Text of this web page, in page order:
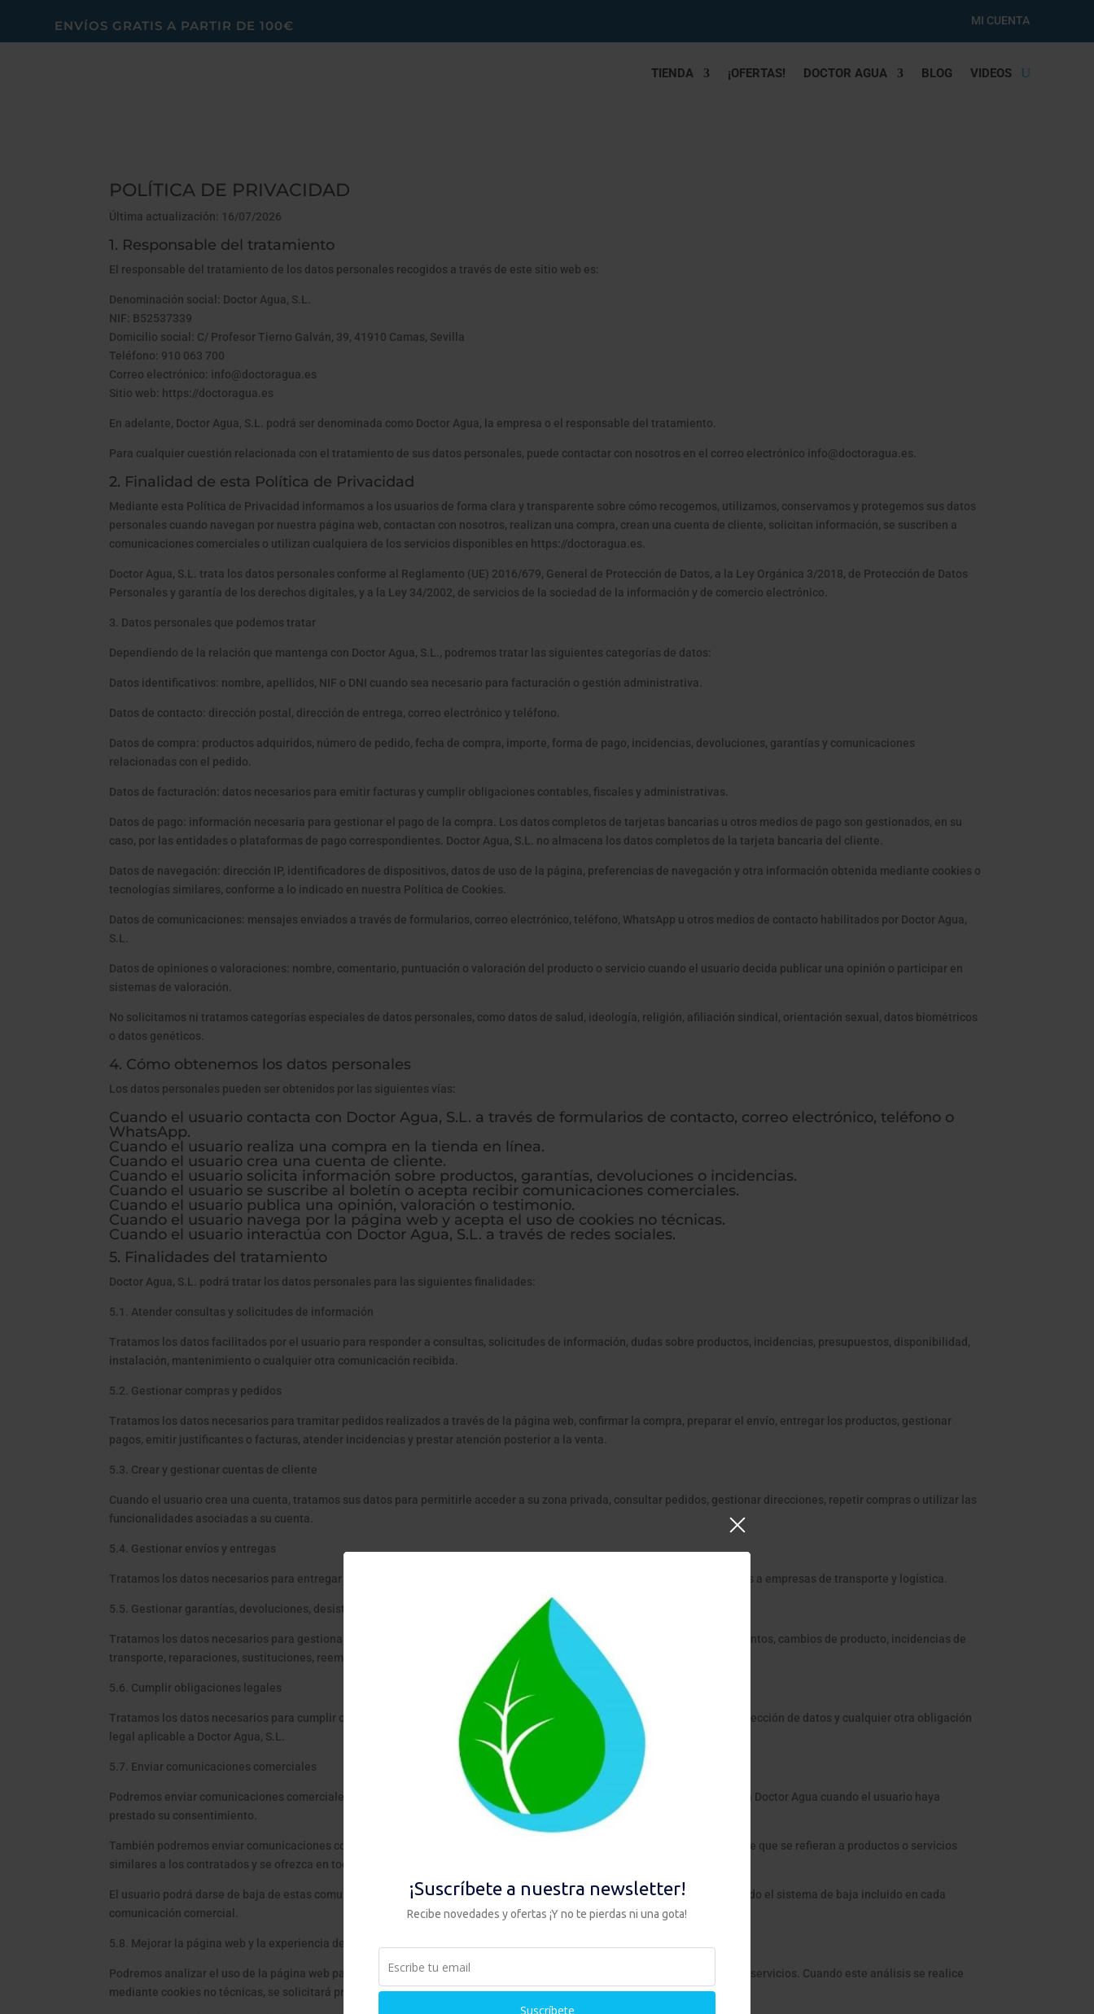
ENVÍOS GRATIS A PARTIR DE 100€ MI CUENTA
TIENDA ¡OFERTAS! DOCTOR AGUA BLOG VIDEOS
POLÍTICA DE PRIVACIDAD
Última actualización: 16/07/2026
1. Responsable del tratamiento
El responsable del tratamiento de los datos personales recogidos a través de este sitio web es:
Denominación social: Doctor Agua, S.L.
NIF: B52537339
Domicilio social: C/ Profesor Tierno Galván, 39, 41910 Camas, Sevilla
Teléfono: 910 063 700
Correo electrónico: info@doctoragua.es
Sitio web: https://doctoragua.es
En adelante, Doctor Agua, S.L. podrá ser denominada como Doctor Agua, la empresa o el responsable del tratamiento.
Para cualquier cuestión relacionada con el tratamiento de sus datos personales, puede contactar con nosotros en el correo electrónico info@doctoragua.es.
2. Finalidad de esta Política de Privacidad
Mediante esta Política de Privacidad informamos a los usuarios de forma clara y transparente sobre cómo recogemos, utilizamos, conservamos y protegemos sus datos
personales cuando navegan por nuestra página web, contactan con nosotros, realizan una compra, crean una cuenta de cliente, solicitan información, se suscriben a
comunicaciones comerciales o utilizan cualquiera de los servicios disponibles en https://doctoragua.es.
Doctor Agua, S.L. trata los datos personales conforme al Reglamento (UE) 2016/679, General de Protección de Datos, a la Ley Orgánica 3/2018, de Protección de Datos
Personales y garantía de los derechos digitales, y a la Ley 34/2002, de servicios de la sociedad de la información y de comercio electrónico.
3. Datos personales que podemos tratar
Dependiendo de la relación que mantenga con Doctor Agua, S.L., podremos tratar las siguientes categorías de datos:
Datos identificativos: nombre, apellidos, NIF o DNI cuando sea necesario para facturación o gestión administrativa.
Datos de contacto: dirección postal, dirección de entrega, correo electrónico y teléfono.
Datos de compra: productos adquiridos, número de pedido, fecha de compra, importe, forma de pago, incidencias, devoluciones, garantías y comunicaciones
relacionadas con el pedido.
Datos de facturación: datos necesarios para emitir facturas y cumplir obligaciones contables, fiscales y administrativas.
Datos de pago: información necesaria para gestionar el pago de la compra. Los datos completos de tarjetas bancarias u otros medios de pago son gestionados, en su
caso, por las entidades o plataformas de pago correspondientes. Doctor Agua, S.L. no almacena los datos completos de la tarjeta bancaria del cliente.
Datos de navegación: dirección IP, identificadores de dispositivos, datos de uso de la página, preferencias de navegación y otra información obtenida mediante cookies o
tecnologías similares, conforme a lo indicado en nuestra Política de Cookies.
Datos de comunicaciones: mensajes enviados a través de formularios, correo electrónico, teléfono, WhatsApp u otros medios de contacto habilitados por Doctor Agua,
S.L.
Datos de opiniones o valoraciones: nombre, comentario, puntuación o valoración del producto o servicio cuando el usuario decida publicar una opinión o participar en
sistemas de valoración.
No solicitamos ni tratamos categorías especiales de datos personales, como datos de salud, ideología, religión, afiliación sindical, orientación sexual, datos biométricos
o datos genéticos.
4. Cómo obtenemos los datos personales
Los datos personales pueden ser obtenidos por las siguientes vías:
Cuando el usuario contacta con Doctor Agua, S.L. a través de formularios de contacto, correo electrónico, teléfono o
WhatsApp.
Cuando el usuario realiza una compra en la tienda en línea.
Cuando el usuario crea una cuenta de cliente.
Cuando el usuario solicita información sobre productos, garantías, devoluciones o incidencias.
Cuando el usuario se suscribe al boletín o acepta recibir comunicaciones comerciales.
Cuando el usuario publica una opinión, valoración o testimonio.
Cuando el usuario navega por la página web y acepta el uso de cookies no técnicas.
Cuando el usuario interactúa con Doctor Agua, S.L. a través de redes sociales.
5. Finalidades del tratamiento
Doctor Agua, S.L. podrá tratar los datos personales para las siguientes finalidades:
5.1. Atender consultas y solicitudes de información
Tratamos los datos facilitados por el usuario para responder a consultas, solicitudes de información, dudas sobre productos, incidencias, presupuestos, disponibilidad,
instalación, mantenimiento o cualquier otra comunicación recibida.
5.2. Gestionar compras y pedidos
Tratamos los datos necesarios para tramitar pedidos realizados a través de la página web, confirmar la compra, preparar el envío, entregar los productos, gestionar
pagos, emitir justificantes o facturas, atender incidencias y prestar atención posterior a la venta.
5.3. Crear y gestionar cuentas de cliente
Cuando el usuario crea una cuenta, tratamos sus datos para permitirle acceder a su zona privada, consultar pedidos, gestionar direcciones, repetir compras o utilizar las
funcionalidades asociadas a su cuenta.
5.4. Gestionar envíos y entregas
Tratamos los datos necesarios para entregar los productos adquiridos, incluyendo la comunicación de datos imprescindibles a empresas de transporte y logística.
5.5. Gestionar garantías, devoluciones, desistimientos e incidencias
Tratamos los datos necesarios para gestionar solicitudes de garantía legal, garantías comerciales, devoluciones, desistimientos, cambios de producto, incidencias de
transporte, reparaciones, sustituciones, reembolsos y atención técnica.
5.6. Cumplir obligaciones legales
Tratamos los datos necesarios para cumplir obligaciones fiscales, contables, mercantiles, administrativas, de consumo, protección de datos y cualquier otra obligación
legal aplicable a Doctor Agua, S.L.
5.7. Enviar comunicaciones comerciales
Podremos enviar comunicaciones comerciales sobre productos, servicios, ofertas, novedades o contenidos relacionados con Doctor Agua cuando el usuario haya
prestado su consentimiento.
También podremos enviar comunicaciones comerciales a clientes con los que exista una relación contractual previa, siempre que se refieran a productos o servicios
similares a los contratados y se ofrezca en todo momento la posibilidad de oponerse o darse de baja.
El usuario podrá darse de baja de estas comunicaciones en cualquier momento escribiendo a info@doctoragua.es o utilizando el sistema de baja incluido en cada
comunicación comercial.
5.8. Mejorar la página web y la experiencia de usuario
Podremos analizar el uso de la página web para mejorar su funcionamiento, seguridad, contenidos, navegación, productos y servicios. Cuando este análisis se realice
mediante cookies no técnicas, se solicitará previamente el consentimiento del usuario conforme a la Política de Cookies.